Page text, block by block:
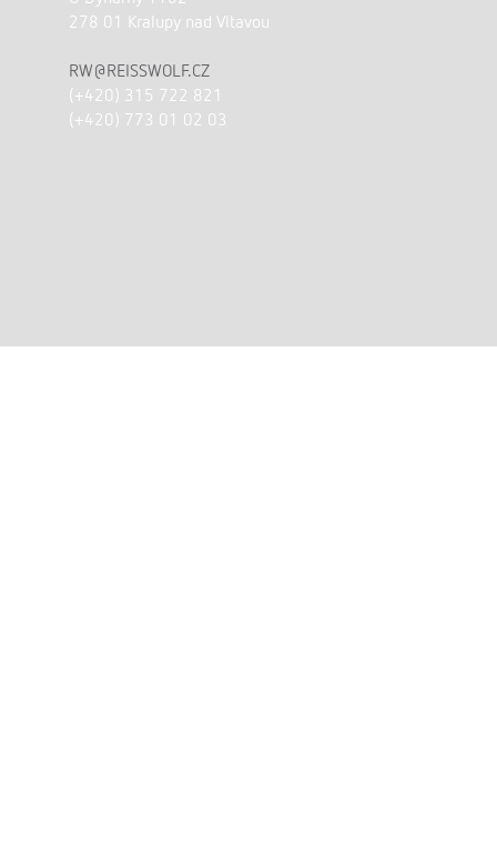
278 01 Kralupy nad Vltavou
RW@REISSWOLF.CZ
(+420) 315 722 821
(+420) 773 01 02 03